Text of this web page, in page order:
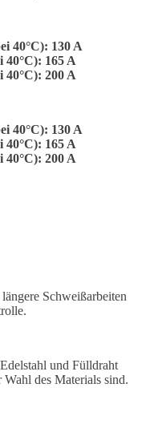
40°C): 130 A
165 A
200 A
40°C): 130 A
165 A
200 A
Schweißarbeiten
und Fülldraht
des Materials sind.